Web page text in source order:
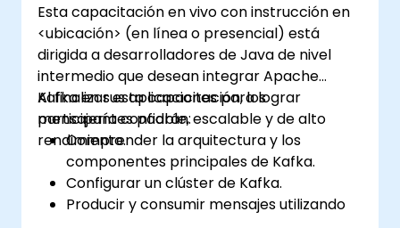
Esta capacitación en vivo con instrucción en
<ubicación> (en línea o presencial) está
dirigida a desarrolladores de Java de nivel
intermedio que desean integrar Apache
Kafka en sus aplicaciones para lograr
mensajería confiable, escalable y de alto
rendimiento.
Al finalizar esta capacitación, los
participantes podrán:
Comprender la arquitectura y los
componentes principales de Kafka.
Configurar un clúster de Kafka.
Producir y consumir mensajes utilizando